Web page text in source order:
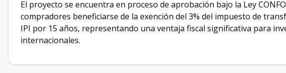
El proyecto se encuentra en proceso de aprobación bajo la Ley
compradores beneficiarse de la exención del 3% del impuesto de
IPI por 15 años, representando una ventaja fiscal significativa para
internacionales.